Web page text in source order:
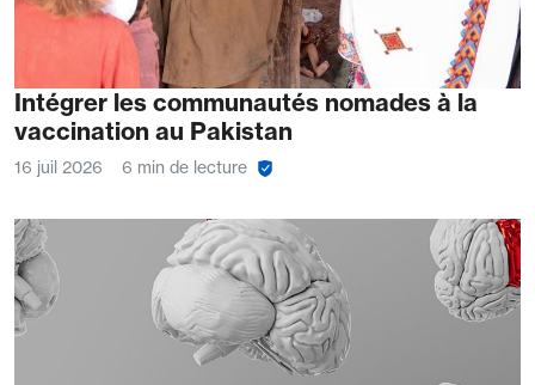
Intégrer les communautés nomades à la
vaccination au Pakistan
16 juil 2026 6 min de lecture